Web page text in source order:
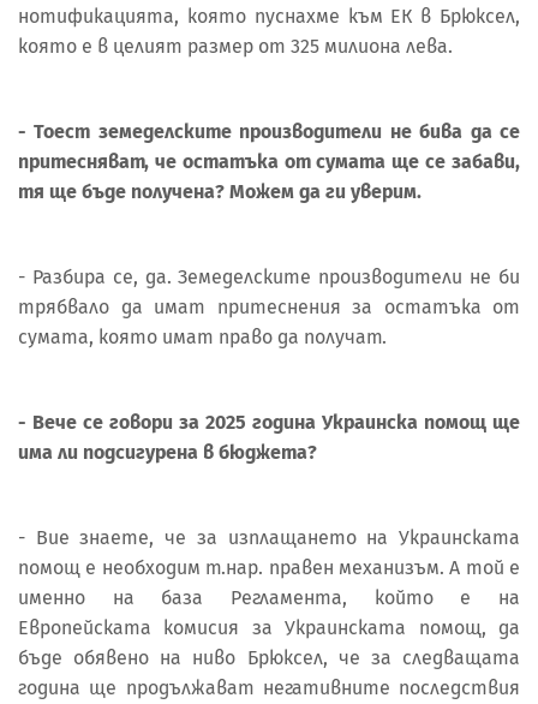
нотификацията, която пуснахме към ЕК в Брюксел,
която е в целият размер от 325 милиона лева.
- Тоест земеделските производители не бива да се
притесняват, че остатъка от сумата ще се забави,
тя ще бъде получена? Можем да ги уверим.
- Разбира се, да. Земеделските производители не би
трябвало да имат притеснения за остатъка от
сумата, която имат право да получат.
- Вече се говори за 2025 година Украинска помощ ще
има ли подсигурена в бюджета?
- Вие знаете, че за изплащането на Украинската
помощ е необходим т.нар. правен механизъм. А той е
именно на база Регламента, който е на
Европейската комисия за Украинската помощ, да
бъде обявено на ниво Брюксел, че за следващата
година ще продължават негативните последствия